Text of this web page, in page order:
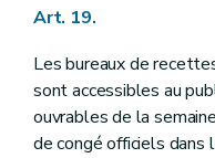
Art. 19.
Les bureaux de
sont accessibles au
ouvrables de la
de congé officiels dans